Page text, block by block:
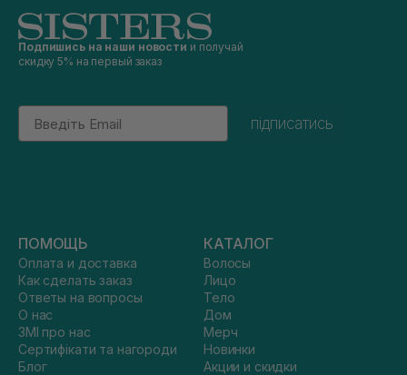
Подпишись на наши новости и получай
скидку 5% на первый заказ
Email
підписатись
ПОМОЩЬ
Оплата и доставка
Как сделать заказ
Ответы на вопросы
О нас
ЗМІ про нас
Сертифікати та нагороди
Блог
КАТАЛОГ
Волосы
Лицо
Тело
Дом
Мерч
Новинки
Акции и скидки